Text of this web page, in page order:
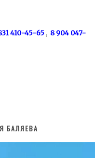
410-45-65, 8 904 047-
БАЛЯЕВА